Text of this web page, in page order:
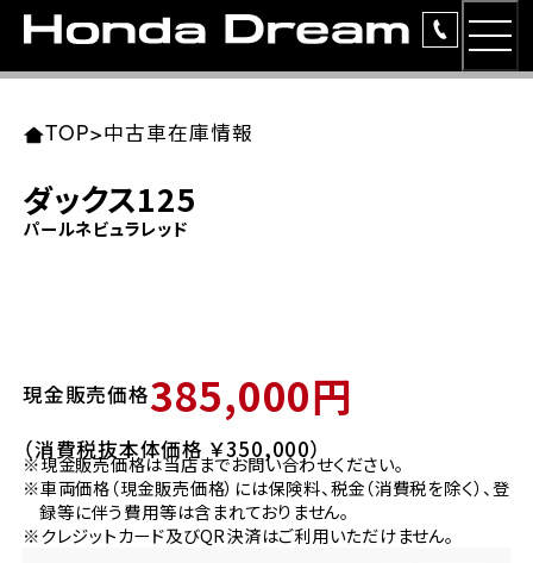
ラインアップ
イベント
法人向けサービス
TOP>中古車在庫情報
ダックス125
パールネビュラレッド
現金販売価格385,000円
（消費税抜本体価格 ￥350,000）
※現金販売価格は当店までお問い合わせください。
※車両価格（現金販売価格）には保険料、税金（消費税を除く）、登
録等に伴う費用等は含まれておりません。
※クレジットカード及びQR決済はご利用いただけません。
東北エリア 店舗一覧
岩手県
宮城県
ホンダドリーム 仙台泉
ホンダドリーム 宮城岩沼
関東エリア 店舗一覧
東京都
ホンダドリーム 練馬
ホンダドリーム 板橋
ホンダドリーム 葛飾
中部エリア 店舗一覧
愛知県
ホンダドリーム 小牧
ホンダドリーム 名古屋東
ホンダドリーム 一宮
近畿エリア 店舗一覧
大阪府
ホンダドリーム 藤井寺
ホンダドリーム 東淀川
ホンダドリーム 豊中
中国・四国エリア 店舗一覧
岡山県
広島県
ホンダドリーム 広島
ホンダドリーム 福山
九州エリア 店舗一覧
福岡県
ホンダドリーム 久留米
ホンダドリーム 福岡春日
ホンダドリーム 福岡西